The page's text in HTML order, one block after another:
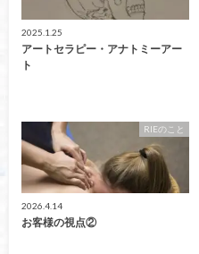
2025.1.25
アートセラピー・アナトミーアー
ト
RIEのこと
2026.4.14
お客様の視点②